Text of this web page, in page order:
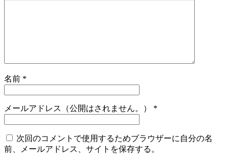
名前 *
メールアドレス（公開はされません。） *
次回のコメントで使用するためブラウザーに自分の名
前、メールアドレス、サイトを保存する。